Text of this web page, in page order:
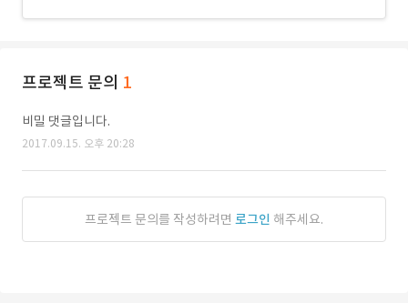
프로젝트 문의 1
비밀 댓글입니다.
2017.09.15. 오후 20:28
프로젝트 문의를 작성하려면 로그인 해주세요.